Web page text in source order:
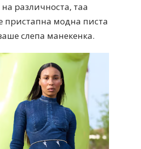
различноста, таа
пристапна модна писта
слепа манекенка.
Дваесет одговори за
МодаМода со Александар
Ристовски Принц